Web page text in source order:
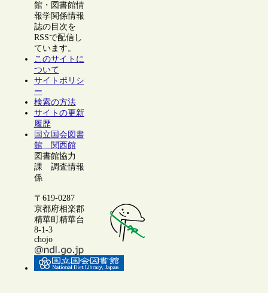
館・図書館情
報学関係情報
誌の目次を
RSSで配信し
ています。
このサイトに
ついて
サイトポリシ
ー
検索の方法
サイトの更新
履歴
国立国会図書
館 関西館
図書館協力
課 調査情報
係
〒619-0287
京都府相楽郡
精華町精華台
8-1-3
chojo